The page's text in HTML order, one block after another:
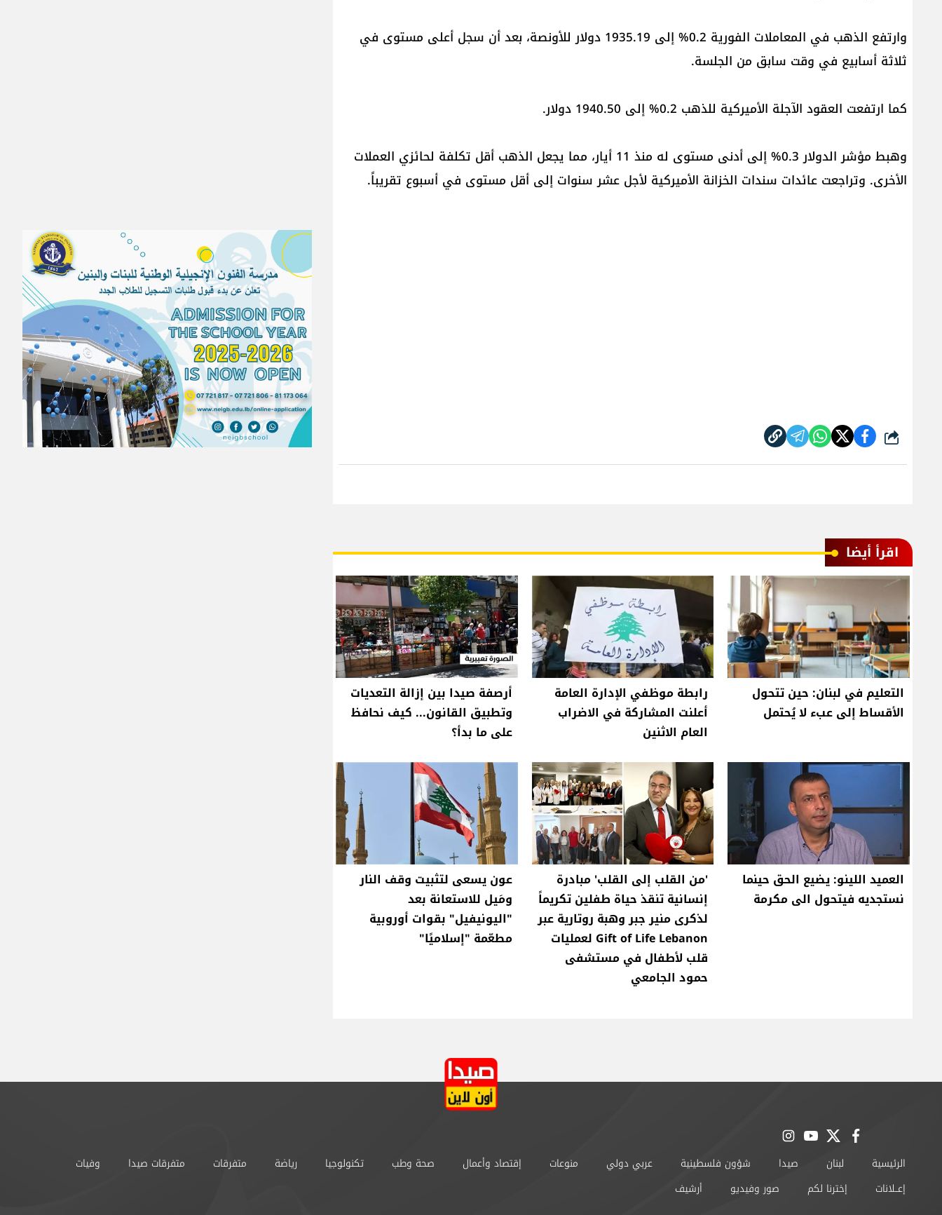
وارتفع الذهب في المعاملات الفورية 0.2% إلى 1935.19 دولار للأونصة، بعد أن سجل أعلى مستوى في
ثلاثة أسابيع في وقت سابق من الجلسة.
كما ارتفعت العقود الآجلة الأميركية للذهب 0.2% إلى 1940.50 دولار.
وهبط مؤشر الدولار 0.3% إلى أدنى مستوى له منذ 11 أيار، مما يجعل الذهب أقل تكلفة لحائزي العملات
الأخرى. وتراجعت عائدات سندات الخزانة الأميركية لأجل عشر سنوات إلى أقل مستوى في أسبوع تقريباً.
شارك
اقرأ أيضا
التعليم في لبنان: حين تتحول
الأقساط إلى عبء لا يُحتمل
رابطة موظفي الإدارة العامة
أعلنت المشاركة في الاضراب
العام الاثنين
أرصفة صيدا بين إزالة التعديات
وتطبيق القانون... كيف نحافظ
على ما بدأ؟
العميد اللينو: يضيع الحق حينما
نستجديه فيتحول الى مكرمة
'من القلب إلى القلب' مبادرة
إنسانية تنقذ حياة طفلين تكريماً
لذكرى منير جبر وهبة روتارية عبر
Gift of Life Lebanon لعمليات
قلب لأطفال في مستشفى
حمود الجامعي
عون يسعى لتثبيت وقف النار
ومَيل للاستعانة بعد
"اليونيفيل" بقوات أوروبية
مطعّمة "إسلاميًا"
facebook
twitter
youtube
instagram
الرئيسية لبنان صيدا شؤون فلسطينية عربي دولي منوعات إقتصاد وأعمال صحة وطب تكنولوجيا رياضة متفرقات متفرقات صيدا
وفيات
إعــلانات
إخترنا لكم صور وفيديو
أرشيف